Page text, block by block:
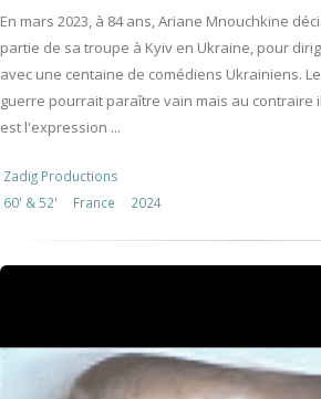
En mars 2023, à 84 ans, Ariane Mnouchkine
partie de sa troupe à Kyiv en Ukraine, pour
avec une centaine de comédiens Ukrainiens.
guerre pourrait paraître vain mais au contraire
est l'expression ...
Zadig Productions
60' & 52'
France 2024